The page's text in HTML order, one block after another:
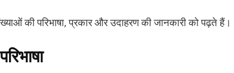
की परिभाषा, प्रकार और उदाहरण की जानकारी को पढ़ते हैं।